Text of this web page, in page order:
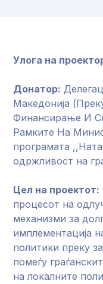
Улога на
Донатор:
Македонија
Финансирање И
Рамките На
програмата
одржливост на
Цел на проектот:
процесот на
механизми за
имплементација
политики преку
помеѓу
на локалните